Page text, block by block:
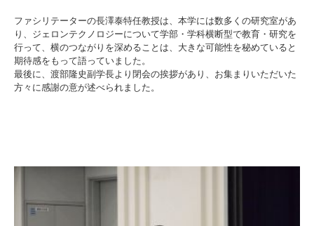
ファシリテーターの長澤泰特任教授は、本学には数多くの研究室があ
り、ジェロンテクノロジーについて学部・学科横断型で教育・研究を
行って、横のつながりを深めることは、大きな可能性を秘めていると
期待感をもって語っていました。
最後に、渡部隆史副学長より閉会の挨拶があり、お集まりいただいた
方々に感謝の意が述べられました。